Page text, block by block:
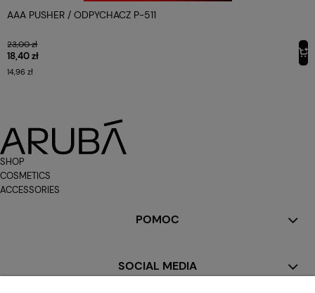
AAA PUSHER / ODPYCHACZ P-511
23,00 zł
18,40 zł
14,96 zł
SHOP
COSMETICS
ACCESSORIES
POMOC
SOCIAL MEDIA